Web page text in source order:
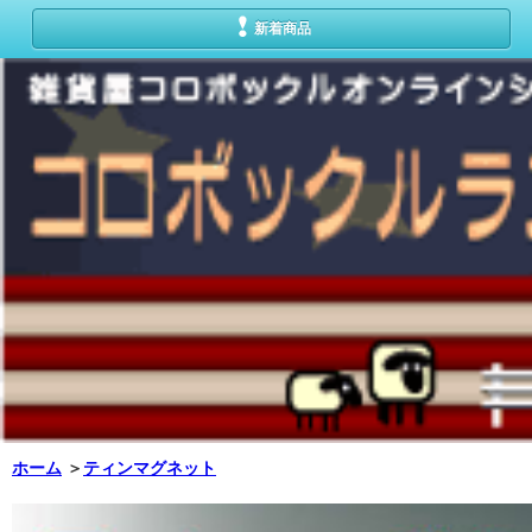
新着商品
ホーム ＞ ティンマグネット